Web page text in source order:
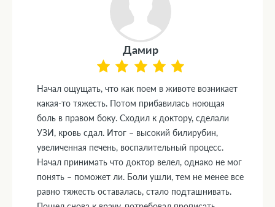
Дамир
Начал ощущать, что как поем в животе возникает
какая-то тяжесть. Потом прибавилась ноющая
боль в правом боку. Сходил к доктору, сделали
УЗИ, кровь сдал. Итог – высокий билирубин,
увеличенная печень, воспалительный процесс.
Начал принимать что доктор велел, однако не мог
понять – поможет ли. Боли ушли, тем не менее все
равно тяжесть оставалась, стало подташнивать.